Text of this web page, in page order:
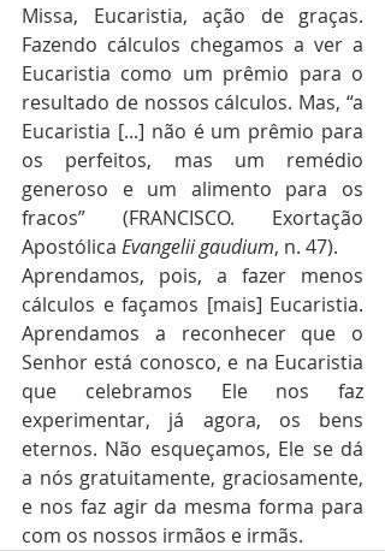
Missa, Eucaristia, ação de graças.
Fazendo cálculos chegamos a ver a
Eucaristia como um prêmio para o
resultado de nossos cálculos. Mas, “a
Eucaristia [...] não é um prêmio para
os perfeitos, mas um remédio
generoso e um alimento para os
fracos” (FRANCISCO. Exortação
Apostólica Evangelii gaudium, n. 47).
Aprendamos, pois, a fazer menos
cálculos e façamos [mais] Eucaristia.
Aprendamos a reconhecer que o
Senhor está conosco, e na Eucaristia
que celebramos Ele nos faz
experimentar, já agora, os bens
eternos. Não esqueçamos, Ele se dá
a nós gratuitamente, graciosamente,
e nos faz agir da mesma forma para
com os nossos irmãos e irmãs.